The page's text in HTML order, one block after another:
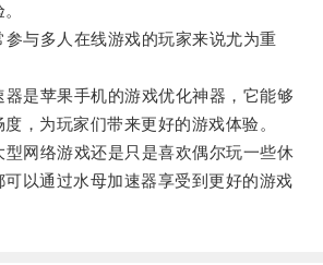
与多人在线游戏的玩家来说尤为重
苹果手机的游戏优化神器，它能够
，为玩家们带来更好的游戏体验。
网络游戏还是只是喜欢偶尔玩一些休
以通过水母加速器享受到更好的游戏